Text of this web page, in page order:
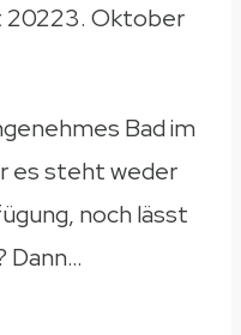
20223. Oktober
Bad im
es steht weder
noch lässt
Dann…